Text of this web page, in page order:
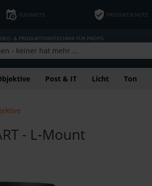
FLEXMIETE PRODUKTSCHUTZ
& PRODUKTIONSTECHNIK FÜR PROFIS
Post & IT Licht Ton
- L-Mount